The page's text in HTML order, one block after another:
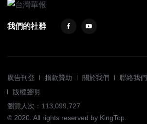
我們的社群
廣告刊登 捐款贊助 關於我們 聯絡我們
版權聲明
瀏覽人次：113,099,727
© 2020. All rights reserved by KingTop.